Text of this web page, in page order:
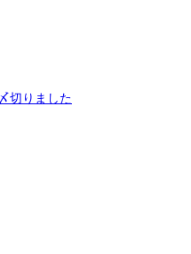
切りました